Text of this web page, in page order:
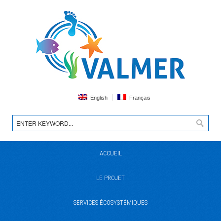
English Français
ACCUEIL
LE PROJET
SERVICES ÉCOSYSTÉMIQUES